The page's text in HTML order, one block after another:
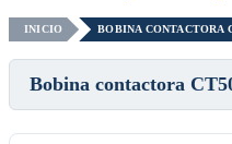
INICIO BOBINA CONTACTORA
Bobina contactora